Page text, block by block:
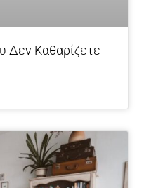
Δεν Καθαρίζετε